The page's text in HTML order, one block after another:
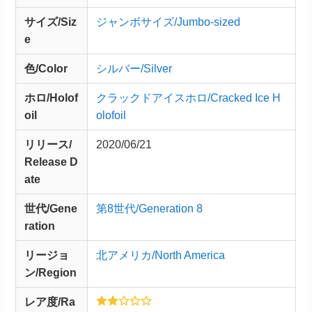
サイズ/Siz
e
ジャンボサイズ/Jumbo-sized
色/Color シルバー/Silver
ホロ/Holof
oil
クラックドアイスホロ/Cracked Ice H
olofoil
リリース/
Release D
ate
2020/06/21
世代/Gene
ration
第8世代/Generation 8
リージョ
ン/Region
北アメリカ/North America
レア度/Ra